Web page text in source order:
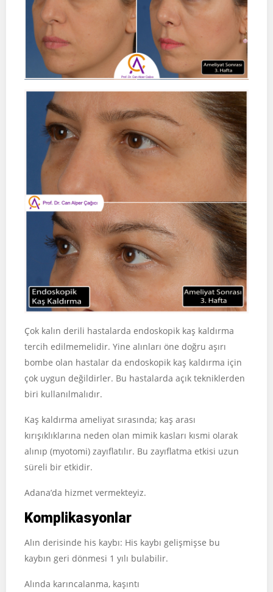
Çok kalın derili hastalarda endoskopik kaş kaldırma
tercih edilmemelidir. Yine alınları öne doğru aşırı
bombe olan hastalar da endoskopik kaş kaldırma için
çok uygun değildirler. Bu hastalarda açık tekniklerden
biri kullanılmalıdır.
Kaş kaldırma ameliyat sırasında; kaş arası
kırışıklıklarına neden olan mimik kasları kısmi olarak
alınıp (myotomi) zayıflatılır. Bu zayıflatma etkisi uzun
süreli bir etkidir.
Adana’da hizmet vermekteyiz.
Komplikasyonlar
Alın derisinde his kaybı: His kaybı gelişmişse bu
kaybın geri dönmesi 1 yılı bulabilir.
Alında karıncalanma, kaşıntı